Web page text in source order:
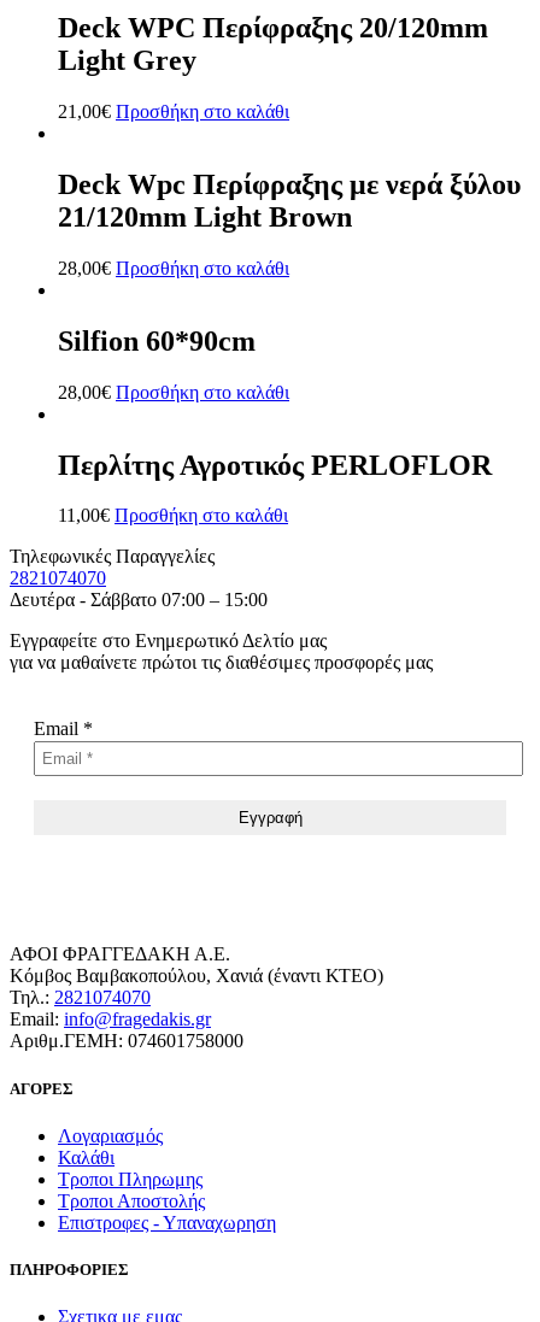
Deck WPC Περίφραξης 20/120mm
Light Grey
21,00€ Προσθήκη στο καλάθι
Deck Wpc Περίφραξης με νερά ξύλου
21/120mm Light Brown
28,00€ Προσθήκη στο καλάθι
Silfion 60*90cm
28,00€ Προσθήκη στο καλάθι
Περλίτης Αγροτικός PERLOFLOR
11,00€ Προσθήκη στο καλάθι
Τηλεφωνικές Παραγγελίες
2821074070
Δευτέρα - Σάββατο 07:00 – 15:00
Εγγραφείτε στο Ενημερωτικό Δελτίο μας
για να μαθαίνετε πρώτοι τις διαθέσιμες προσφορές μας
Email *
ΑΦΟΙ ΦΡΑΓΓΕΔΑΚΗ Α.Ε.
Κόμβος Βαμβακοπούλου, Χανιά (έναντι ΚΤΕΟ)
Τηλ.: 2821074070
Email: info@fragedakis.gr
Αριθμ.ΓΕΜΗ: 074601758000
ΑΓΟΡΕΣ
Λογαριασμός
Καλάθι
Τροποι Πληρωμης
Τροποι Αποστολής
Επιστροφες - Υπαναχωρηση
ΠΛΗΡΟΦΟΡΙΕΣ
Σχετικα με εμας